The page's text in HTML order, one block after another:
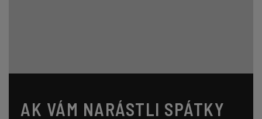
AK VÁM NARÁSTLI SPÁTKY